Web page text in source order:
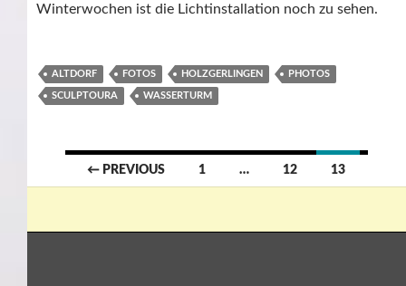
Winterwochen ist die Lichtinstallation noch zu sehen.
ALTDORF FOTOS HOLZGERLINGEN PHOTOS
SCULPTOURA WASSERTURM
Posts
← PREVIOUS 1 … 12 13